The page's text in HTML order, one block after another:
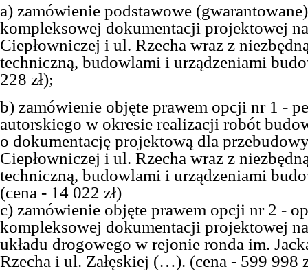
a) zamówienie podstawowe
kompleksowej dokumentacji projektowej
Ciepłowniczej i ul. Rzecha wraz z
techniczną, budowlami i urządzeniami
228 zł);
b) zamówienie objęte prawem opcji nr 1 -
autorskiego w okresie realizacji robót
o dokumentację projektową dla
Ciepłowniczej i ul. Rzecha wraz z
techniczną, budowlami i urządzeniami
(cena - 14 022 zł)
c) zamówienie objęte prawem opcji nr 2 -
kompleksowej dokumentacji projektowej
układu drogowego w rejonie ronda im.
Rzecha i ul. Załęskiej (…). (cena - 599 998